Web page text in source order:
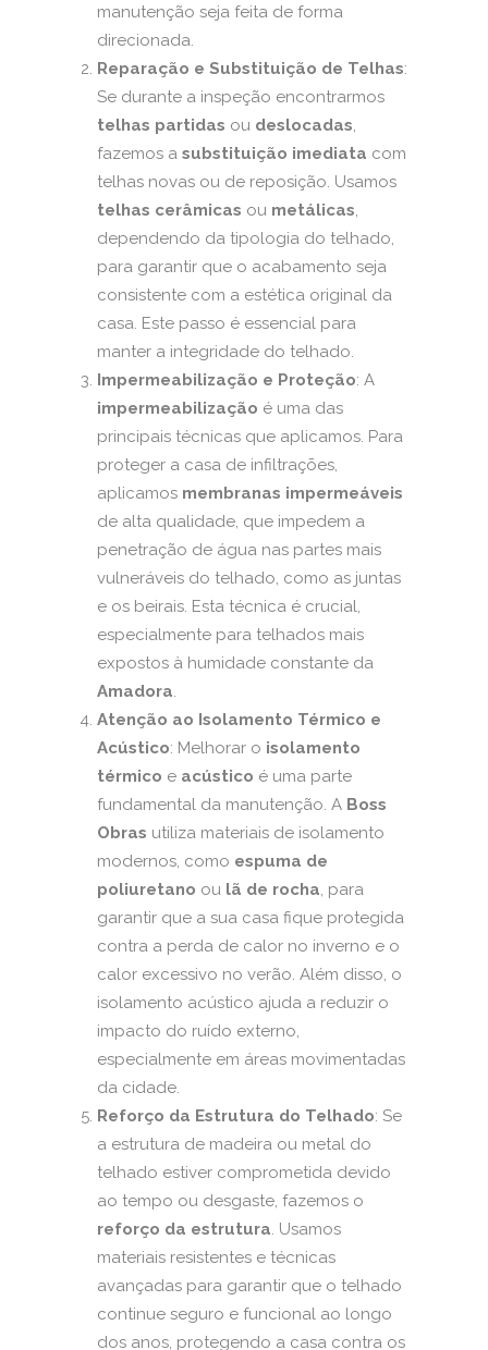
manutenção seja feita de forma
direcionada.
Reparação e Substituição de Telhas:
Se durante a inspeção encontrarmos
telhas partidas ou deslocadas,
fazemos a substituição imediata com
telhas novas ou de reposição. Usamos
telhas cerâmicas ou metálicas,
dependendo da tipologia do telhado,
para garantir que o acabamento seja
consistente com a estética original da
casa. Este passo é essencial para
manter a integridade do telhado.
Impermeabilização e Proteção: A
impermeabilização é uma das
principais técnicas que aplicamos. Para
proteger a casa de infiltrações,
aplicamos membranas impermeáveis
de alta qualidade, que impedem a
penetração de água nas partes mais
vulneráveis do telhado, como as juntas
e os beirais. Esta técnica é crucial,
especialmente para telhados mais
expostos à humidade constante da
Amadora.
Atenção ao Isolamento Térmico e
Acústico: Melhorar o isolamento
térmico e acústico é uma parte
fundamental da manutenção. A Boss
Obras utiliza materiais de isolamento
modernos, como espuma de
poliuretano ou lã de rocha, para
garantir que a sua casa fique protegida
contra a perda de calor no inverno e o
calor excessivo no verão. Além disso, o
isolamento acústico ajuda a reduzir o
impacto do ruído externo,
especialmente em áreas movimentadas
da cidade.
Reforço da Estrutura do Telhado: Se
a estrutura de madeira ou metal do
telhado estiver comprometida devido
ao tempo ou desgaste, fazemos o
reforço da estrutura. Usamos
materiais resistentes e técnicas
avançadas para garantir que o telhado
continue seguro e funcional ao longo
dos anos, protegendo a casa contra os